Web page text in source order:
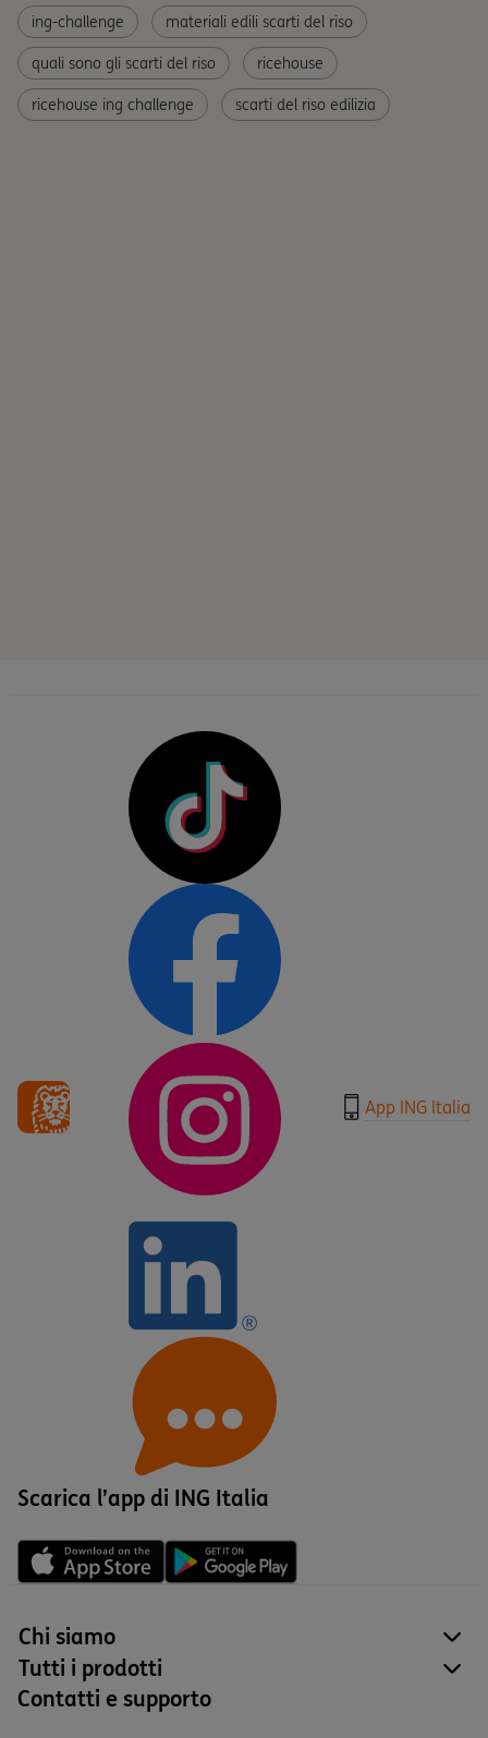
ing-challenge materiali edili scarti del riso
quali sono gli scarti del riso ricehouse
ricehouse ing challenge scarti del riso edilizia
App ING Italia
Scarica l’app di ING Italia
Chi siamo
Tutti i prodotti
Contatti e supporto